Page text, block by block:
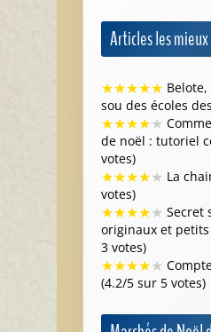
Articles les
★★★★★
sou des écoles
★★★★★
de noël : tutoriel
votes)
★★★★★ La
votes)
★★★★★ Secret
originaux et
3 votes)
★★★★★
(4.2/5 sur 5 votes)